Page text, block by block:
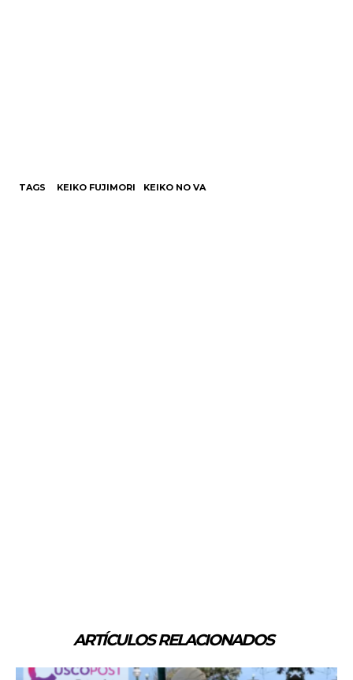
TAGS KEIKO FUJIMORI KEIKO NO VA
ARTÍCULOS RELACIONADOS